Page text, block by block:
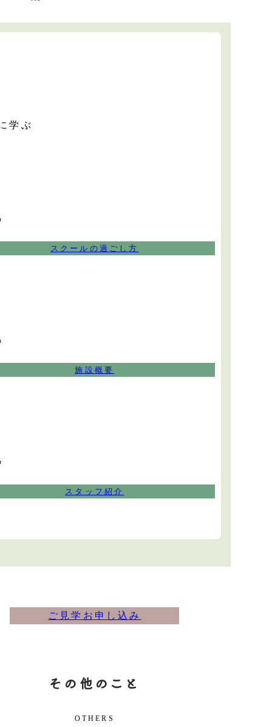
学ぶ
スクールの過ごし方
施設概要
スタッフ紹介
ご見学お申し込み
その他のこと
OTHERS